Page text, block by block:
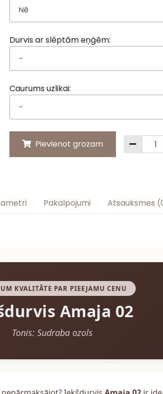
Nē
Durvis ar slēptām eņģēm:
-
Caurums uzlikai:
-
Pievienot grozam
Pakalpojumi Atsauksmes
KVALITĀTE PAR PIEEJAMU CENU
Amaja 02
Tonis: Sudraba ozols